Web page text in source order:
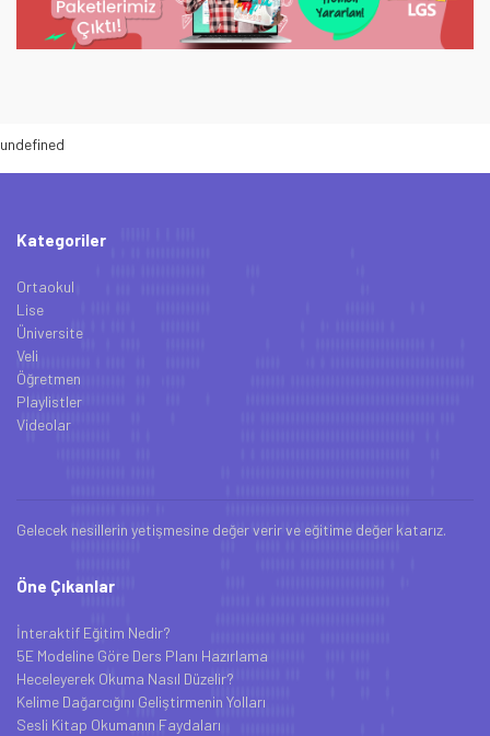
undefined
Kategoriler
Ortaokul
Lise
Üniversite
Veli
Öğretmen
Playlistler
Videolar
Gelecek nesillerin yetişmesine değer verir ve eğitime değer katarız.
Öne Çıkanlar
İnteraktif Eğitim Nedir?
5E Modeline Göre Ders Planı Hazırlama
Heceleyerek Okuma Nasıl Düzelir?
Kelime Dağarcığını Geliştirmenin Yolları
Sesli Kitap Okumanın Faydaları